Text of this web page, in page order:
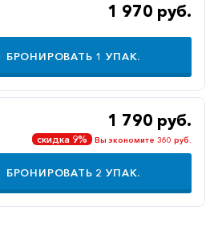
1 970 руб.
БРОНИРОВАТЬ 1 УПАК.
1 790 руб.
скидка 9% Вы экономите 360 руб.
БРОНИРОВАТЬ 2 УПАК.